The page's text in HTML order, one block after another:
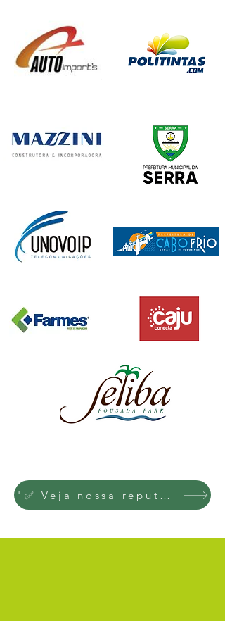
"✅ Veja nossa reputação no Reclame Aqui: Transparência total para sua segurança"